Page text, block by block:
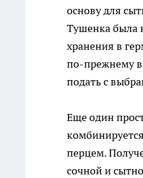
основу для
Тушенка была
хранения в
по-прежнему
подать с
Еще один
перцем.
сочной и